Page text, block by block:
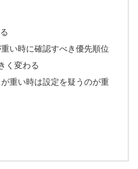
い時に確認すべき優先順位
く変わる
重い時は設定を疑うのが重